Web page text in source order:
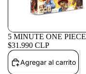
5 MINUTE ONE PIECE
$31.990 CLP
Agregar al carrito